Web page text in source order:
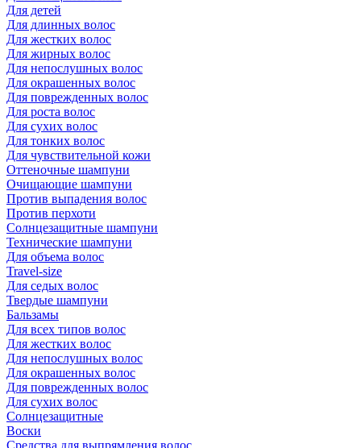
Для детей
Для длинных волос
Для жестких волос
Для жирных волос
Для непослушных волос
Для окрашенных волос
Для поврежденных волос
Для роста волос
Для сухих волос
Для тонких волос
Для чувствительной кожи
Оттеночные шампуни
Очищающие шампуни
Против выпадения волос
Против перхоти
Солнцезащитные шампуни
Технические шампуни
Для объема волос
Travel-size
Для седых волос
Твердые шампуни
Бальзамы
Для всех типов волос
Для жестких волос
Для непослушных волос
Для окрашенных волос
Для поврежденных волос
Для сухих волос
Солнцезащитные
Воски
Средства для выпрямления волос